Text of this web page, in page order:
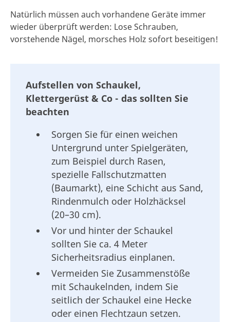
Natürlich müssen auch vorhandene Geräte immer
wieder überprüft werden: Lose Schrauben,
vorstehende Nägel, morsches Holz sofort beseitigen!
Aufstellen von Schaukel,
Klettergerüst & Co - das sollten Sie
beachten
Sorgen Sie für einen weichen
Untergrund unter Spielgeräten,
zum Beispiel durch Rasen,
spezielle Fallschutzmatten
(Baumarkt), eine Schicht aus Sand,
Rindenmulch oder Holzhäcksel
(20–30 cm).
Vor und hinter der Schaukel
sollten Sie ca. 4 Meter
Sicherheitsradius einplanen.
Vermeiden Sie Zusammenstöße
mit Schaukelnden, indem Sie
seitlich der Schaukel eine Hecke
oder einen Flechtzaun setzen.